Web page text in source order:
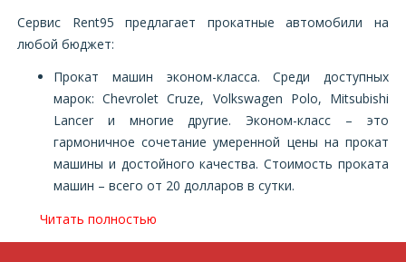
Сервис Rent95 предлагает прокатные автомобили на
любой бюджет:
Прокат машин эконом-класса. Среди доступных
марок: Chevrolet Cruze, Volkswagen Polo, Mitsubishi
Lancer и многие другие. Эконом-класс – это
гармоничное сочетание умеренной цены на прокат
машины и достойного качества. Стоимость проката
машин – всего от 20 долларов в сутки.
Читать полностью